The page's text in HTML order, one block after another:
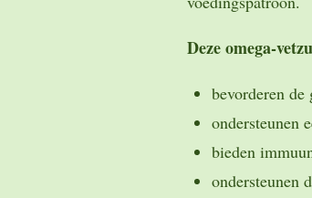
Deze omega-
bevorderen
ondersteunen
bieden
ondersteunen